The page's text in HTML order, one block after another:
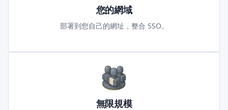
您的網域
部署到您自己的網址，整合 SSO。
無限規模